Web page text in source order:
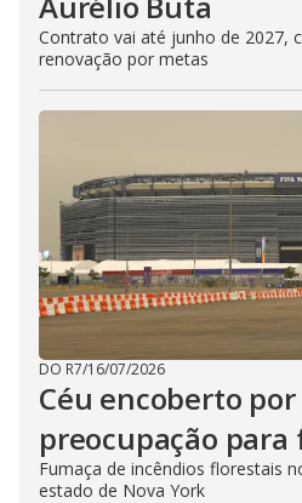
Contrato vai até junho de 2027,
renovação por metas
DO R7/16/07/2026
Céu encoberto
preocupação para
Fumaça de incêndios florestais
estado de Nova York